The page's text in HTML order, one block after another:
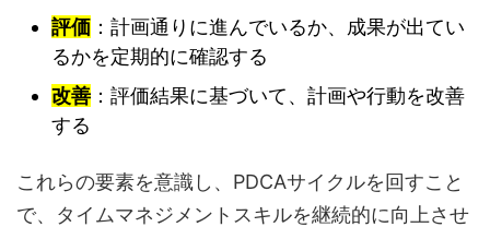
評価 ：計画通りに進んでいるか、成果が出てい
るかを定期的に確認する
改善 ：評価結果に基づいて、計画や行動を改善
する
これらの要素を意識し、PDCAサイクルを回すこと
で、タイムマネジメントスキルを継続的に向上させ